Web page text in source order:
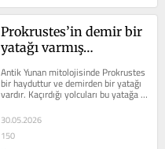
Prokrustes’in demir bir
yatağı varmış…
Antik Yunan mitolojisinde Prokrustes
bir hayduttur ve demirden bir yatağı
vardır. Kaçırdığı yolcuları bu yatağa
yatırır. Eğer yolcu...
30.05.2026
150